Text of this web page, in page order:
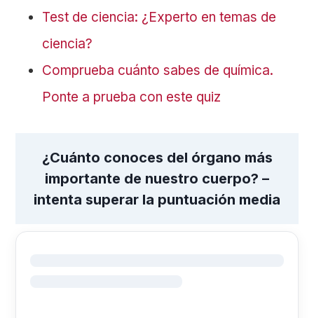
Test de ciencia: ¿Experto en temas de
ciencia?
Comprueba cuánto sabes de química.
Ponte a prueba con este quiz
¿Cuánto conoces del órgano más
importante de nuestro cuerpo? –
intenta superar la puntuación media